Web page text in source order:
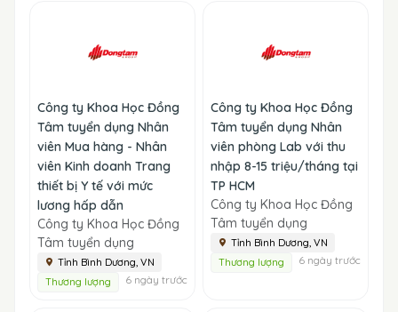
Công ty Khoa Học Đồng
Tâm tuyển dụng Nhân
viên Mua hàng - Nhân
viên Kinh doanh Trang
thiết bị Y tế với mức
lương hấp dẫn
Công ty Khoa Học Đồng
Tâm tuyển dụng
Tỉnh Bình Dương, VN
Thương lượng
6 ngày trước
Công ty Khoa Học Đồng
Tâm tuyển dụng Nhân
viên phòng Lab với thu
nhập 8-15 triệu/tháng tại
TP HCM
Công ty Khoa Học Đồng
Tâm tuyển dụng
Tỉnh Bình Dương, VN
Thương lượng
6 ngày trước